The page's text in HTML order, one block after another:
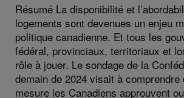
:Résumé La disponibilité et
logements sont devenues un enjeu
politique canadienne. Et tous les
fédéral, provinciaux, territoriaux et
rôle à jouer. Le sondage de la
demain de 2024 visait à comprendre
mesure les Canadiens approuvent ou